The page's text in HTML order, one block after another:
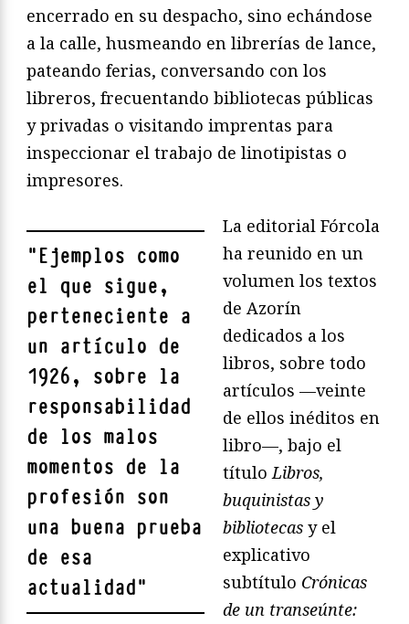
encerrado en su despacho, sino echándose
a la calle, husmeando en librerías de lance,
pateando ferias, conversando con los
libreros, frecuentando bibliotecas públicas
y privadas o visitando imprentas para
inspeccionar el trabajo de linotipistas o
impresores.
"Ejemplos como
el que sigue,
perteneciente a
un artículo de
1926, sobre la
responsabilidad
de los malos
momentos de la
profesión son
una buena prueba
de esa
actualidad"
La editorial Fórcola
ha reunido en un
volumen los textos
de Azorín
dedicados a los
libros, sobre todo
artículos —veinte
de ellos inéditos en
libro—, bajo el
título Libros,
buquinistas y
bibliotecas y el
explicativo
subtítulo Crónicas
de un transeúnte: